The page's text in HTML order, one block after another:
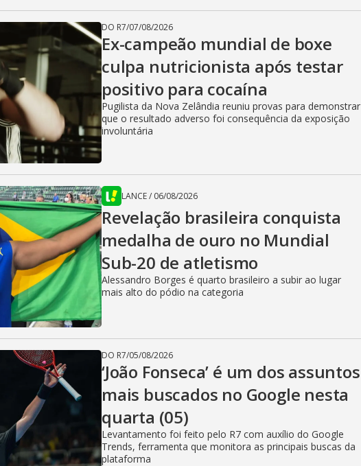
DO R7/07/08/2026
Ex-campeão mundial de boxe
culpa nutricionista após testar
positivo para cocaína
Pugilista da Nova Zelândia reuniu provas para demonstrar
que o resultado adverso foi consequência da exposição
involuntária
LANCE/ 06/08/2026
Revelação brasileira conquista
medalha de ouro no Mundial
Sub-20 de atletismo
Alessandro Borges é quarto brasileiro a subir ao lugar
mais alto do pódio na categoria
DO R7/05/08/2026
‘João Fonseca’ é um dos assuntos
mais buscados no Google nesta
quarta (05)
Levantamento foi feito pelo R7 com auxílio do Google
Trends, ferramenta que monitora as principais buscas da
plataforma